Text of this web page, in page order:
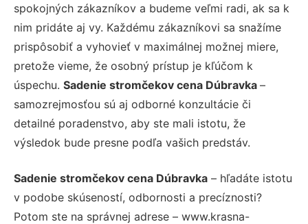
spokojných zákazníkov a budeme veľmi radi, ak sa k
nim pridáte aj vy. Každému zákazníkovi sa snažíme
prispôsobiť a vyhovieť v maximálnej možnej miere,
pretože vieme, že osobný prístup je kľúčom k
úspechu. Sadenie stromčekov cena Dúbravka –
samozrejmosťou sú aj odborné konzultácie či
detailné poradenstvo, aby ste mali istotu, že
výsledok bude presne podľa vašich predstáv.
Sadenie stromčekov cena Dúbravka – hľadáte istotu
v podobe skúseností, odbornosti a precíznosti?
Potom ste na správnej adrese – www.krasna-